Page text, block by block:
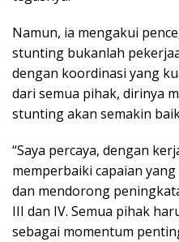
Namun, ia mengakui
stunting bukanlah
dengan koordinasi yang
dari semua pihak, dirinya
stunting akan semakin
“Saya percaya, dengan
memperbaiki capaian
dan mendorong
III dan IV. Semua pihak
sebagai momentum